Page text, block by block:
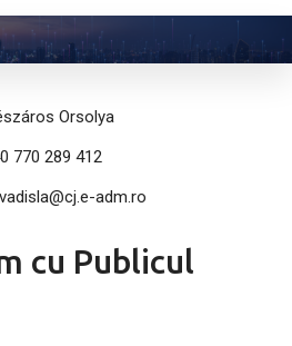
Orsolya
770 289 412
adm.ro
cu Publicul